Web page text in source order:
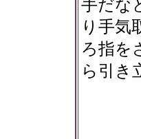
手だな
り手気
ろ指を
ら引き